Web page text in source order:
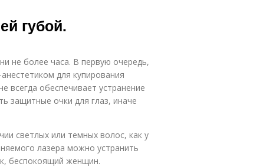
губой.
не более часа. В первую очередь,
для купирования
всегда обеспечивает устранение
защитные очки для глаз, иначе
светлых или темных волос, как у
лазера можно устранить
беспокоящий женщин.